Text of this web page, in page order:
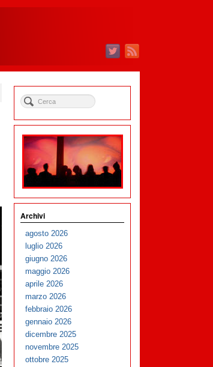
Archivi
agosto 2026
luglio 2026
giugno 2026
maggio 2026
aprile 2026
marzo 2026
febbraio 2026
gennaio 2026
dicembre 2025
novembre 2025
ottobre 2025